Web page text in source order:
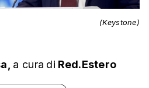
(Keystone)
a cura di Red.Estero